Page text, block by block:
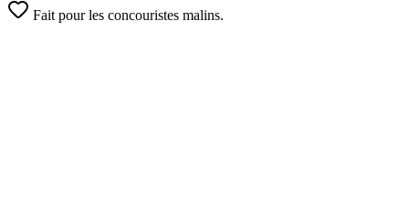
Fait pour les concouristes malins.